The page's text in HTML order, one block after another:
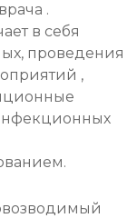
.
в себя
проведения
,